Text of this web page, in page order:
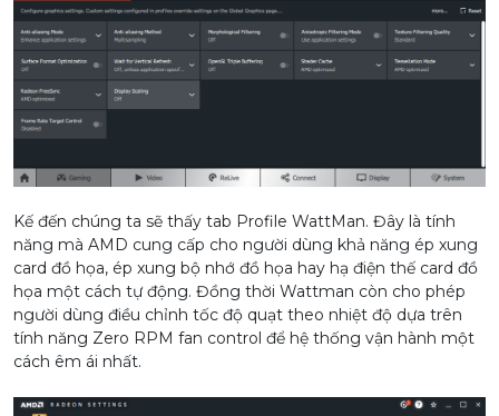
Kế đến chúng ta sẽ thấy tab Profile WattMan. Đây là tính
năng mà AMD cung cấp cho người dùng khả năng ép xung
card đồ họa, ép xung bộ nhớ đồ họa hay hạ điện thế card đồ
họa một cách tự động. Đồng thời Wattman còn cho phép
người dùng điều chỉnh tốc độ quạt theo nhiệt độ dựa trên
tính năng Zero RPM fan control để hệ thống vận hành một
cách êm ái nhất.